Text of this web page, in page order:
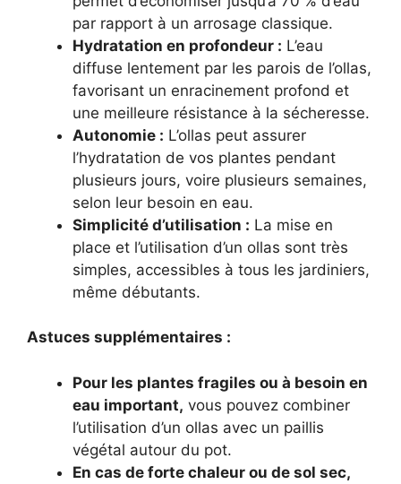
par rapport à un arrosage classique.
Hydratation en profondeur : L’eau
diffuse lentement par les parois de l’ollas,
favorisant un enracinement profond et
une meilleure résistance à la sécheresse.
Autonomie : L’ollas peut assurer
l’hydratation de vos plantes pendant
plusieurs jours, voire plusieurs semaines,
selon leur besoin en eau.
Simplicité d’utilisation : La mise en
place et l’utilisation d’un ollas sont très
simples, accessibles à tous les jardiniers,
même débutants.
Astuces supplémentaires :
Pour les plantes fragiles ou à besoin en
eau important, vous pouvez combiner
l’utilisation d’un ollas avec un paillis
végétal autour du pot.
En cas de forte chaleur ou de sol sec,